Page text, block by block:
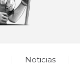
Noticias